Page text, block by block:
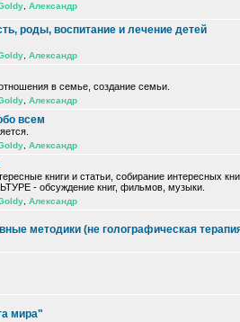
Александр
роды, воспитание и лечение детей
Александр
в семье, создание семьи.
Александр
всем
Александр
книги и статьи, собирание интересных
- обсуждение книг, фильмов, музыки.
Александр
методики (не голографическая
мира"